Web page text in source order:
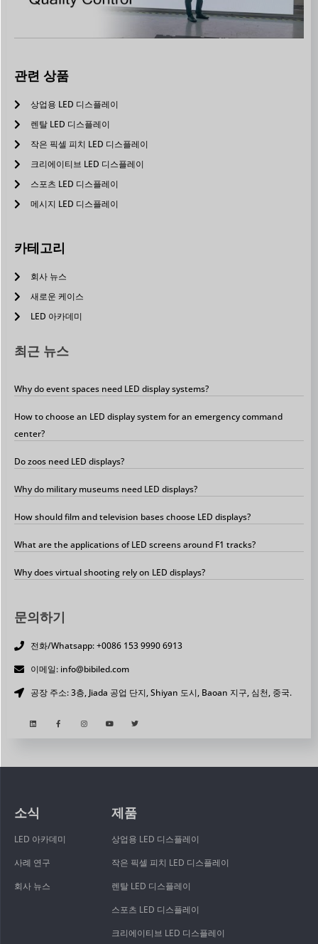
관련 상품
상업용 LED 디스플레이
렌탈 LED 디스플레이
작은 픽셀 피치 LED 디스플레이
크리에이티브 LED 디스플레이
스포츠 LED 디스플레이
메시지 LED 디스플레이
카테고리
회사 뉴스
새로운 케이스
LED 아카데미
최근 뉴스
Why do event spaces need LED display systems?
How to choose an LED display system for an emergency command
center?
Do zoos need LED displays?
Why do military museums need LED displays?
How should film and television bases choose LED displays?
What are the applications of LED screens around F1 tracks?
Why does virtual shooting rely on LED displays?
문의하기
전화/Whatsapp: +0086 153 9990 6913
이메일: info@bibiled.com
공장 주소: 3층, Jiada 공업 단지, Shiyan 도시, Baoan 지구, 심천, 중국.
제품
상업용 LED 디스플레이
작은 픽셀 피치 LED 디스플레이
렌탈 LED 디스플레이
스포츠 LED 디스플레이
크리에이티브 LED 디스플레이
소식
LED 아카데미
사례 연구
회사 뉴스